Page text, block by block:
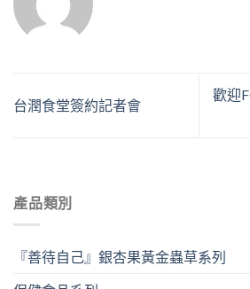
台潤食堂簽約記者會
歡迎
產品類別
『善待自己』銀杏果黃金蟲草系列